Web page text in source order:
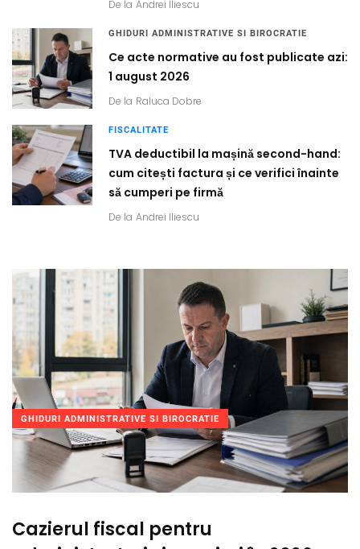
De la Andrei Iliescu
GHIDURI ADMINISTRATIVE SI BIROCRATIE
Ce acte normative au fost publicate azi:
1 august 2026
De la Raluca Dobre
FISCALITATE
TVA deductibil la mașină second-hand:
cum citești factura și ce verifici înainte
să cumperi pe firmă
De la Andrei Iliescu
GHIDURI ADMINISTRATIVE SI BIROCRATIE
Cazierul fiscal pentru